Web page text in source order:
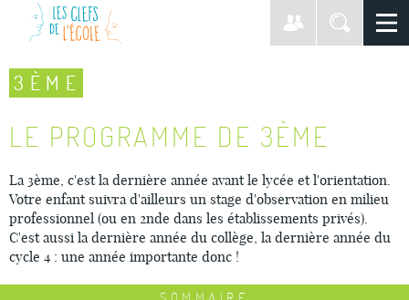
3ÈME
LE PROGRAMME DE 3ÈME
La 3ème, c'est la dernière année avant le lycée et l'orientation.
Votre enfant suivra d'ailleurs un stage d'observation en milieu
professionnel (ou en 2nde dans les établissements privés).
C'est aussi la dernière année du collège, la dernière année du
cycle 4 : une année importante donc !